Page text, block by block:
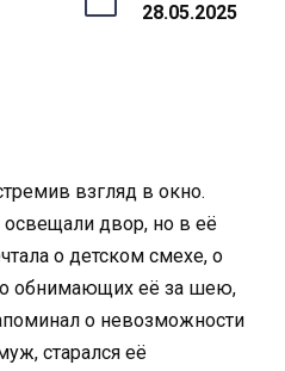
28.05.2025
взгляд в окно.
двор, но в её
о детском смехе, о
обнимающих её за шею,
о невозможности
старался её